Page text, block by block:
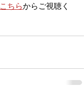
こちらからご視聴く